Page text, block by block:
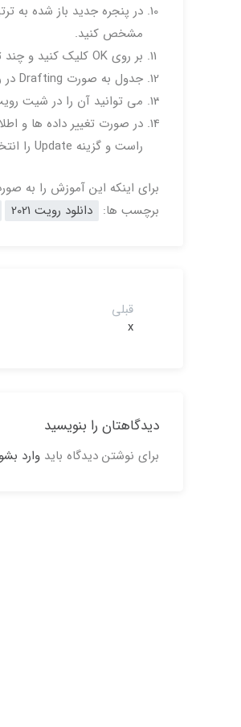
در پنجره جدید باز شده به
مشخص کنید.
بر روی OK کلیک کنید و چند ثانیه ای منتظر بمانید تا جدول تولید شود.
جدول به صورت Drafting در رویت ایجاد می شود.
می توانید آن را در شیت
راست و گزینه Update را انتخاب کنید.
برای اینکه این آموزش را به
برچسب ها: دانلود رویت 2021
قبلی
x
دیدگاهتان را بنویسید
برای نوشتن دیدگاه باید وارد